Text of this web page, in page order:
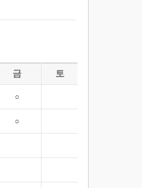
금 토
○
○